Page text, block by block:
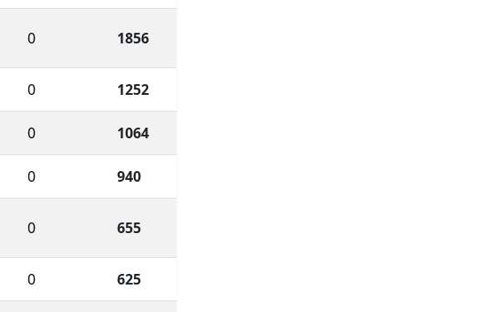
0 1856
0 1252
0 1064
0 940
0 655
0 625